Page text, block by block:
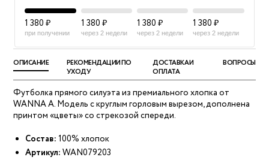
1 380 ₽
при получении
1 380 ₽
через 2 недели
1 380 ₽
через 2 недели
1 380 ₽
через 2 недели
ОПИСАНИЕ
РЕКОМЕНДАЦИИ ПО
УХОДУ
ДОСТАВКА И
ОПЛАТА
ВОПРОСЫ
Футболка прямого силуэта из премиального хлопка от
WANNA A. Модель с круглым горловым вырезом, дополнена
принтом «цветы» со стрекозой спереди.
Состав: 100% хлопок
Артикул: WAN079203